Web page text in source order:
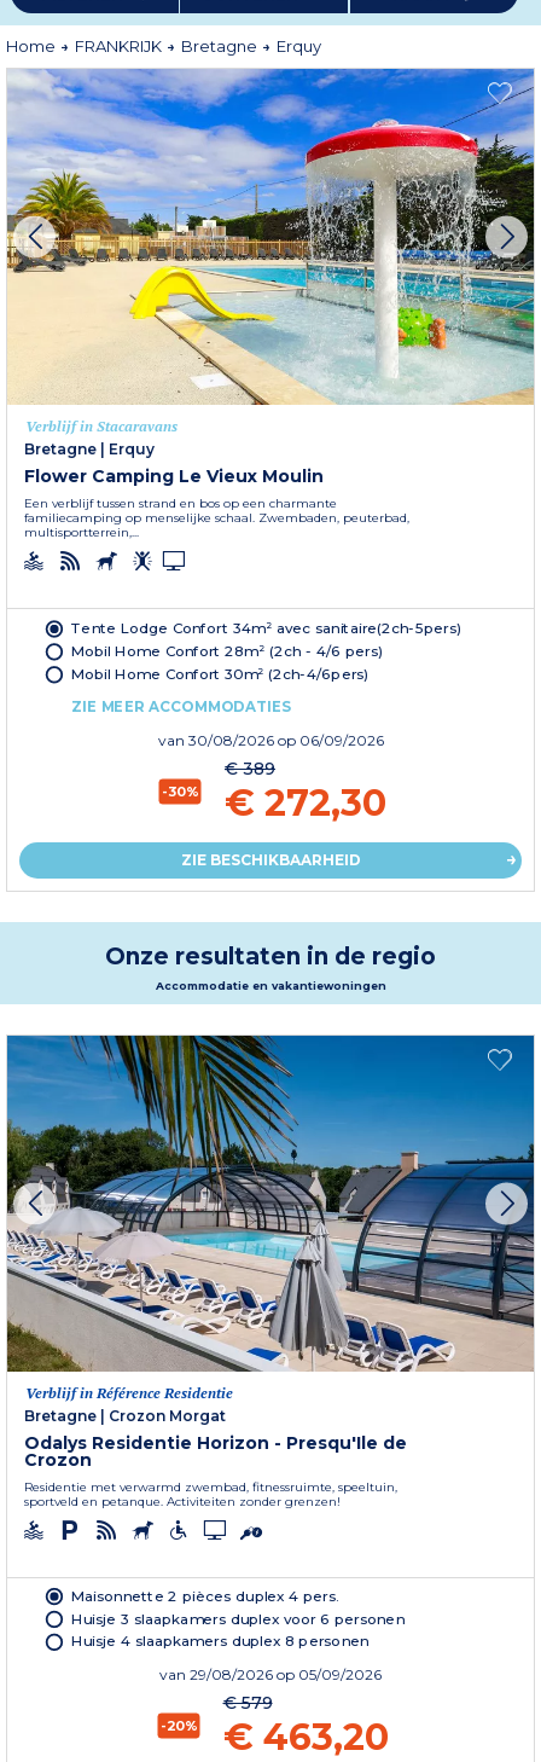
ontdekken.
Home FRANKRIJK Bretagne Erquy
Verblijf in Stacaravans
Bretagne
Erquy
Flower Camping Le Vieux Moulin
Een verblijf tussen strand en bos op een charmante
familiecamping op menselijke schaal. Zwembaden, peuterbad,
multisportterrein,...
Tente Lodge Confort 34m² avec sanitaire(2ch-5pers)
Mobil Home Confort 28m² (2ch - 4/6 pers)
Mobil Home Confort 30m² (2ch-4/6pers)
ZIE MEER ACCOMMODATIES
van 30/08/2026 op 06/09/2026
-30%
€ 389
€ 272,30
ZIE BESCHIKBAARHEID
Onze resultaten in de regio
Accommodatie en vakantiewoningen
Verblijf in Référence Residentie
Bretagne
Crozon Morgat
Odalys Residentie Horizon - Presqu'Ile de
Crozon
Residentie met verwarmd zwembad, fitnessruimte, speeltuin,
sportveld en petanque. Activiteiten zonder grenzen!
Maisonnette 2 pièces duplex 4 pers.
Huisje 3 slaapkamers duplex voor 6 personen
Huisje 4 slaapkamers duplex 8 personen
van 29/08/2026 op 05/09/2026
-20%
€ 579
€ 463,20